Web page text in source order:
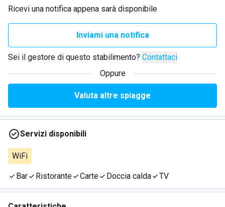
Ricevi una notifica appena sarà disponibile
Inviami una notifica
Sei il gestore di questo stabilimento? Contattaci
Oppure
Valuta altre spiagge
Servizi disponibili
WiFi
Bar Ristorante Carte Doccia calda TV